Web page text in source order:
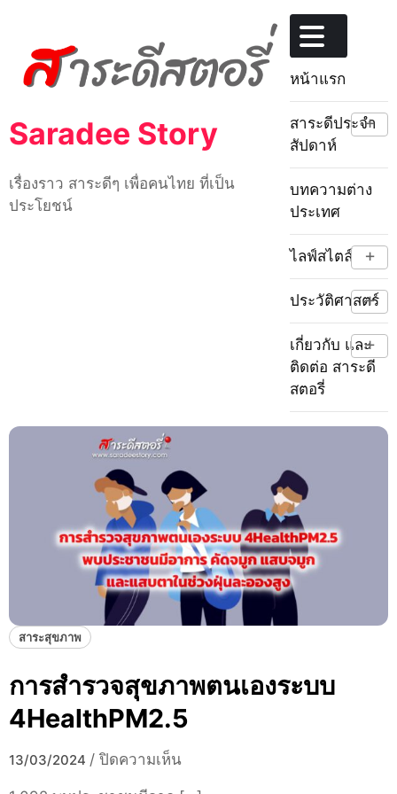
content
Saradee Story
เรื่องราว สาระดีๆ เพื่อคนไทย ที่เป็น
ประโยชน์
หน้าแรก
สาระดีประจำ
สัปดาห์
+
บทความต่าง
ประเทศ
ไลฟ์สไตล์ +
ประวัติศาสตร์
+
เกี่ยวกับ และ
ติดต่อ สาระดี
สตอรี่
+
สาระสุขภาพ
การสำรวจสุขภาพตนเองระบบ
4HealthPM2.5
13/03/2024 / ปิดความเห็น